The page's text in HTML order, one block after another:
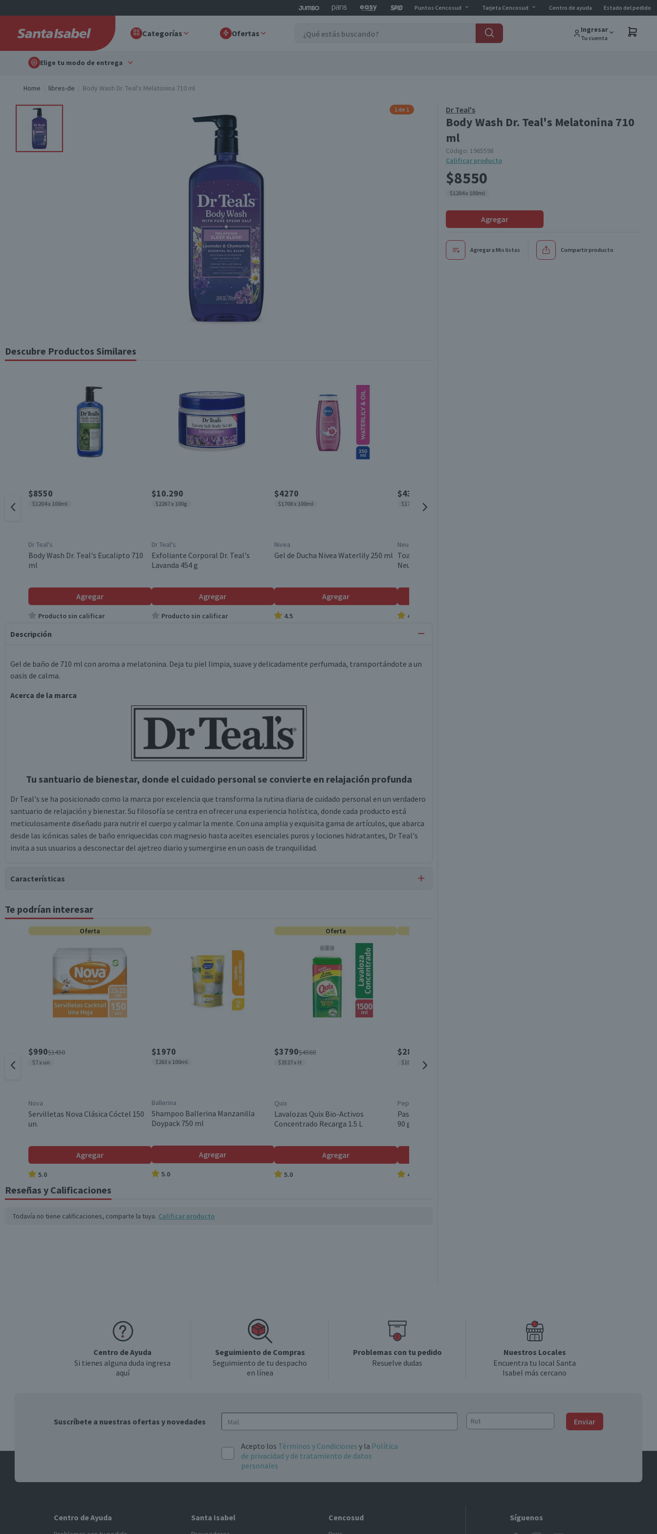
Puntos Cencosud Tarjeta Cencosud Centro de ayuda Estado del pedido
Categorías Ofertas Ingresar
Tu cuenta
Elige tu modo de entrega
Home libres-de Body Wash Dr. Teal's Melatonina 710 ml
Dr Teal's
Body Wash Dr. Teal's Melatonina 710
ml
Código: 1965598
Calificar producto
$8550
$1204 x 100ml
Agregar
Agregar a Mis listas Compartir producto
1 de 1
Descubre Productos Similares
$8550
$1204 x 100ml
Dr Teal's
Body Wash Dr. Teal's Eucalipto 710
ml
Agregar
Producto sin calificar
$10.290
$2267 x 100g
Dr Teal's
Exfoliante Corporal Dr. Teal's
Lavanda 454 g
Agregar
Producto sin calificar
$4270
$1708 x 100ml
Nivea
Gel de Ducha Nivea Waterlily 250 ml
Agregar
4.5
$4350
$174 x un
Neutrogena
Toallitas Desmaquillantes
Neutrogena Night Calming 25 un.
4.9
Descripción
Gel de baño de 710 ml con aroma a melatonina. Deja tu piel limpia, suave y delicadamente perfumada, transportándote a un
oasis de calma.
Acerca de la marca
Tu santuario de bienestar, donde el cuidado personal se convierte en relajación profunda
Dr Teal's se ha posicionado como la marca por excelencia que transforma la rutina diaria de cuidado personal en un verdadero
santuario de relajación y bienestar. Su filosofía se centra en ofrecer una experiencia holística, donde cada producto está
meticulosamente diseñado para nutrir el cuerpo y calmar la mente. Con una amplia y exquisita gama de artículos, que abarca
desde las icónicas sales de baño enriquecidas con magnesio hasta aceites esenciales puros y lociones hidratantes, Dr Teal's
invita a sus usuarios a desconectar del ajetreo diario y sumergirse en un oasis de tranquilidad.
Características
Tipo de Producto
Válida hasta su fecha de caducidad
Te podrían interesar
Oferta
$990$1450
$7 x un
Nova
Servilletas Nova Clásica Cóctel 150
un.
Agregar
5.0
$1970
$263 x 100ml
Ballerina
Shampoo Ballerina Manzanilla
Doypack 750 ml
Agregar
5.0
Oferta
$3790$4560
$2527 x lt
Quix
Lavalozas Quix Bio-Activos
Concentrado Recarga 1.5 L
Agregar
5.0
$2840
$1052 x 100g
Pepsodent
Pasta Dental Pepsodent Triple 3 un.
90 g
4.7
Reseñas y Calificaciones
Todavía no tiene calificaciones, comparte la tuya. Calificar producto
Centro de Ayuda
Si tienes alguna duda ingresa
aquí
Seguimiento de Compras
Seguimiento de tu despacho
en línea
Problemas con tu pedido
Resuelve dudas
Nuestros Locales
Encuentra tu local Santa
Isabel más cercano
Suscríbete a nuestras ofertas y novedades Enviar
Acepto los Términos y Condiciones y la Política
de privacidad y de tratamiento de datos
personales
Centro de Ayuda Santa Isabel Cencosud Síguenos